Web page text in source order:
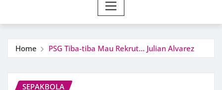
Home PSG Tiba-tiba Mau Rekrut… Julian Alvarez
SEPAKBOLA